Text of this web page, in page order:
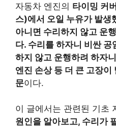
자동차 엔진의 타이밍 커
스)에서 오일 누유가 발생
아니면 수리하지 않고 운
다. 수리를 하자니 비싼 공
하지 않고 운행하려 하자
엔진 손상 등 더 큰 고장이
문이다.
이 글에서는 관련된 기초
원인을 알아보고, 수리가